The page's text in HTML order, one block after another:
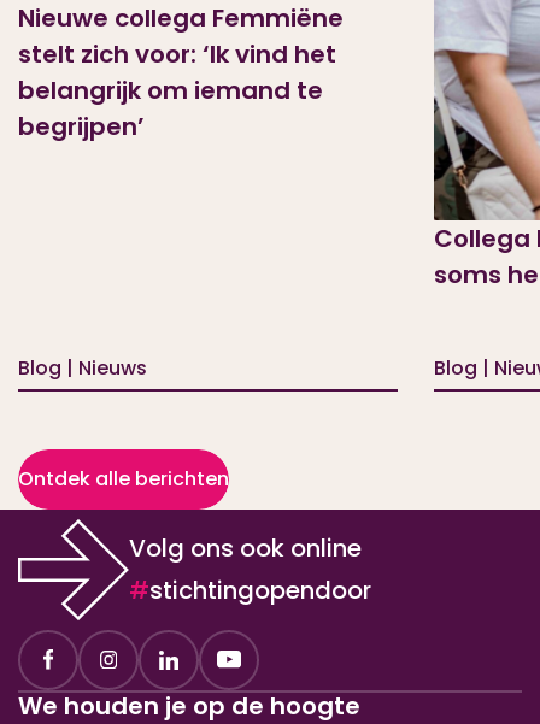
Nieuwe collega Femmiëne
stelt zich voor: ‘Ik vind het
belangrijk om iemand te
begrijpen’
Blog | Nieuws
Collega
soms
Blog |
Ontdek alle berichten
Volg ons ook online
#stichtingopendoor
We houden je op de hoogte